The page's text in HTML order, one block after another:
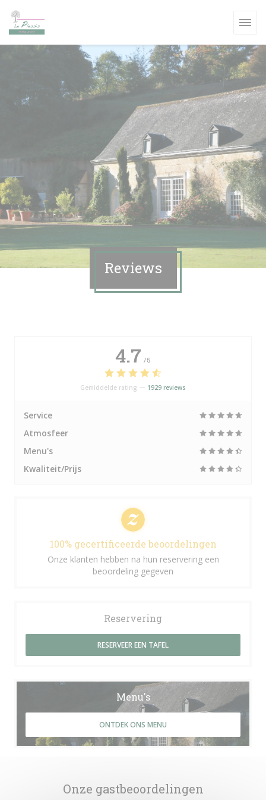
Reviews
Onze gastbeoordelingen
4.7 /5
Gemiddelde rating — 1929 reviews
Service
Atmosfeer
Menu's
Kwaliteit/Prijs
100% gecertificeerde beoordelingen
Onze klanten hebben na hun reservering een
beoordeling gegeven
Reservering
RESERVEER EEN TAFEL
Menu's
ONTDEK ONS MENU